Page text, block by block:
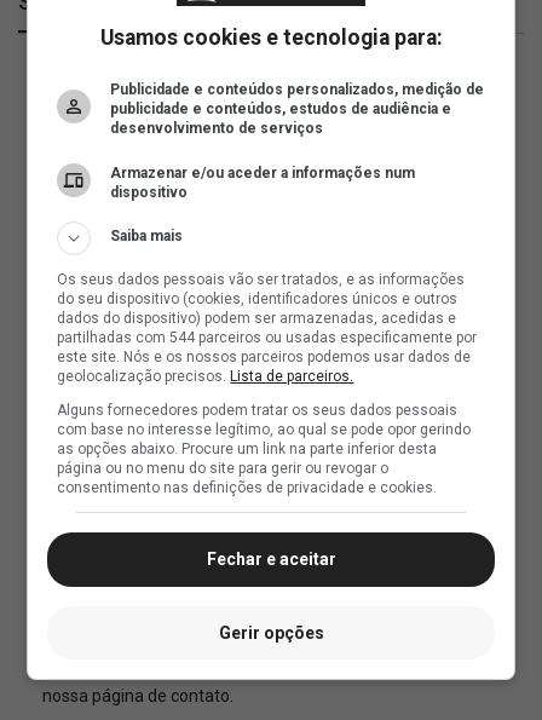
Usamos cookies e tecnologia para:
Publicidade e conteúdos personalizados, medição de
publicidade e conteúdos, estudos de audiência e
desenvolvimento de serviços
Armazenar e/ou aceder a informações num
dispositivo
Saiba mais
Os seus dados pessoais vão ser tratados, e as informações
do seu dispositivo (cookies, identificadores únicos e outros
dados do dispositivo) podem ser armazenadas, acedidas e
partilhadas com 544 parceiros ou usadas especificamente por
este site. Nós e os nossos parceiros podemos usar dados de
geolocalização precisos. Lista de parceiros.
Alguns fornecedores podem tratar os seus dados pessoais
com base no interesse legítimo, ao qual se pode opor gerindo
as opções abaixo. Procure um link na parte inferior desta
página ou no menu do site para gerir ou revogar o
consentimento nas definições de privacidade e cookies.
Fechar e aceitar
Gerir opções